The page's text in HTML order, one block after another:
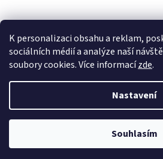
K personalizaci obsahu a reklam,
sociálních médií a analýze naší
soubory cookies. Více informacízde.
Nastavení
Souhlasím
Copyright 2026Zahradnictví Kubelkovi
Upravit nastavení